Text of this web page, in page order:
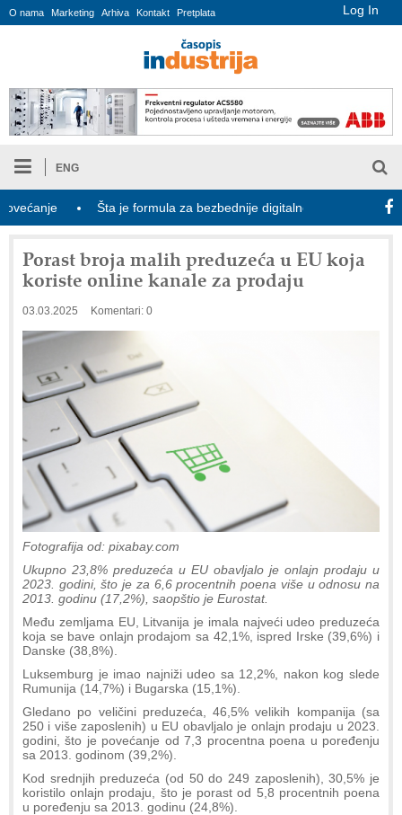
Log In
O nama Marketing Arhiva Kontakt Pretplata
ENG
Šta je formula za bezbednije digitalno porodično leto?
Porast broja malih preduzeća u EU koja
koriste online kanale za prodaju
03.03.2025 Komentari: 0
Fotografija od: pixabay.com
Ukupno 23,8% preduzeća u EU obavljalo je onlajn prodaju u
2023. godini, što je za 6,6 procentnih poena više u odnosu na
2013. godinu (17,2%), saopštio je Eurostat.
Među zemljama EU, Litvanija je imala najveći udeo preduzeća
koja se bave onlajn prodajom sa 42,1%, ispred Irske (39,6%) i
Danske (38,8%).
Luksemburg je imao najniži udeo sa 12,2%, nakon kog slede
Rumunija (14,7%) i Bugarska (15,1%).
Gledano po veličini preduzeća, 46,5% velikih kompanija (sa
250 i više zaposlenih) u EU obavljalo je onlajn prodaju u 2023.
godini, što je povećanje od 7,3 procentna poena u poređenju
sa 2013. godinom (39,2%).
Kod srednjih preduzeća (od 50 do 249 zaposlenih), 30,5% je
koristilo onlajn prodaju, što je porast od 5,8 procentnih poena
u poređenju sa 2013. godinu (24,8%).